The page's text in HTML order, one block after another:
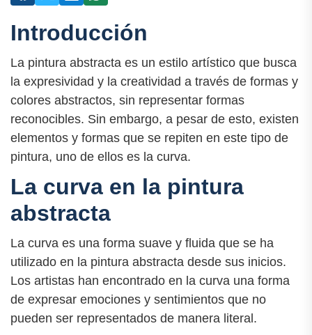
Introducción
La pintura abstracta es un estilo artístico que busca
la expresividad y la creatividad a través de formas y
colores abstractos, sin representar formas
reconocibles. Sin embargo, a pesar de esto, existen
elementos y formas que se repiten en este tipo de
pintura, uno de ellos es la curva.
La curva en la pintura
abstracta
La curva es una forma suave y fluida que se ha
utilizado en la pintura abstracta desde sus inicios.
Los artistas han encontrado en la curva una forma
de expresar emociones y sentimientos que no
pueden ser representados de manera literal.